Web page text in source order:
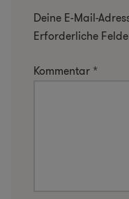
Deine E-Mail-
Erforderliche
Kommentar *